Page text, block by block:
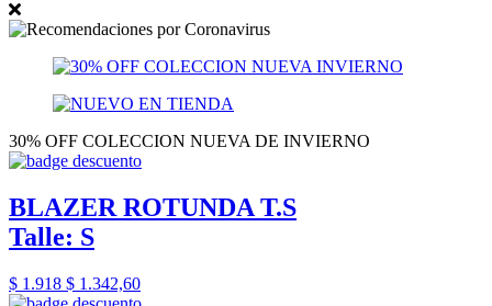
30% OFF COLECCION NUEVA DE INVIERNO
BLAZER ROTUNDA T.S
Talle: S
$ 1.918 $ 1.342,60